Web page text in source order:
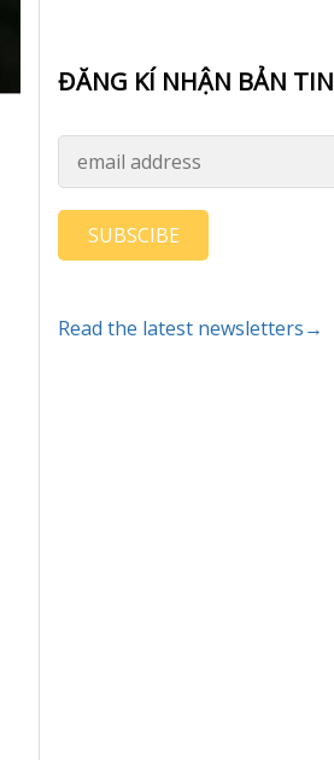
ĐĂNG KÍ NHẬN BẢN TIN
SUBSCIBE
Read the latest newsletters→